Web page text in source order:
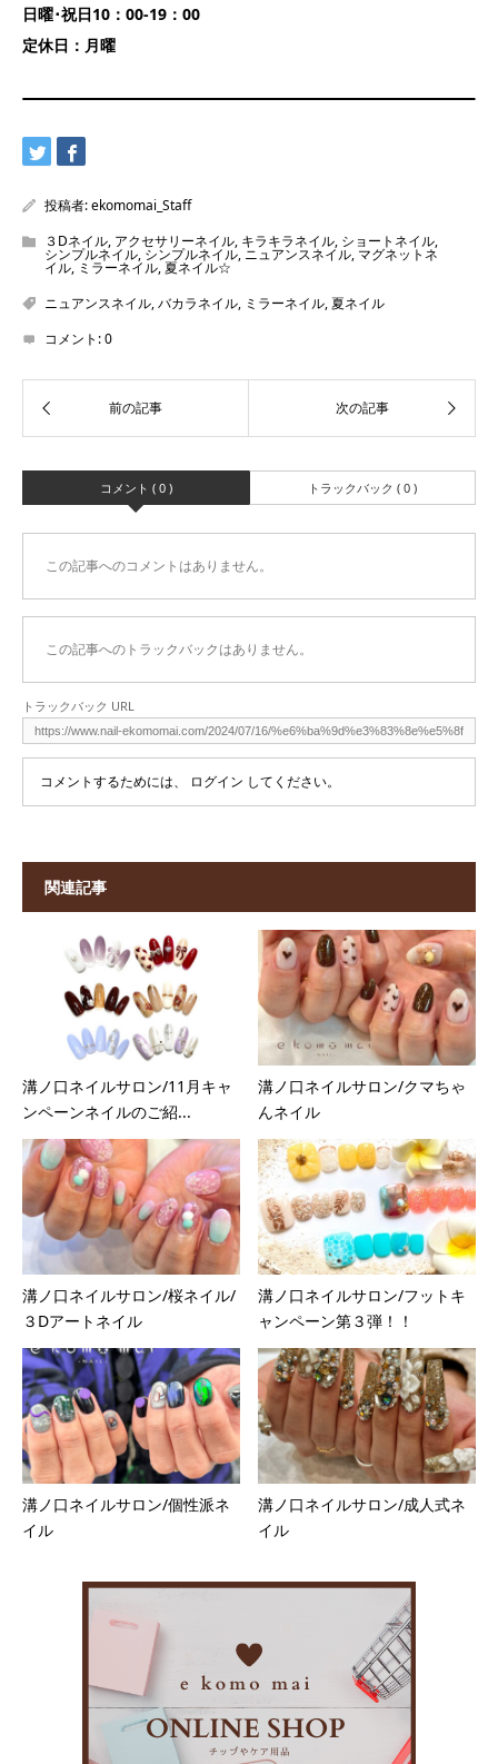
日曜･祝日10：00-19：00
定休日：月曜
投稿者:ekomomai_Staff
３Dネイル, アクセサリーネイル, キラキラネイル, ショートネイル,
シンプルネイル, シンプルネイル, ニュアンスネイル, マグネットネ
イル, ミラーネイル,夏ネイル☆
ニュアンスネイル,バカラネイル, ミラーネイル,夏ネイル
コメント:0
コメント ( 0 ) トラックバック ( 0 )
この記事へのコメントはありません。
この記事へのトラックバックはありません。
トラックバック URL
コメントするためには、 ログイン してください。
関連記事
溝ノ口ネイルサロン/11月キャ
ンペーンネイルのご紹...
溝ノ口ネイルサロン/クマちゃ
んネイル
溝ノ口ネイルサロン/桜ネイル/
３Dアートネイル
溝ノ口ネイルサロン/フットキ
ャンペーン第３弾！！
溝ノ口ネイルサロン/個性派ネ
イル
溝ノ口ネイルサロン/成人式ネ
イル